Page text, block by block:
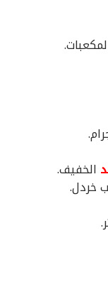
الخفيف.
خردل.